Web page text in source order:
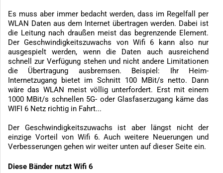
Es muss aber immer bedacht werden, dass im Regelfall per
WLAN Daten aus dem Internet übertragen werden. Dabei ist
die Leitung nach draußen meist das begrenzende Element.
Der Geschwindigkeitszuwachs von Wifi 6 kann also nur
ausgespielt werden, wenn die Daten auch ausreichend
schnell zur Verfügung stehen und nicht andere Limitationen
die Übertragung ausbremsen. Beispiel: Ihr Heim-
Internetzugang bietet im Schnitt 100 MBit/s netto. Dann
wäre das WLAN meist völlig unterfordert. Erst mit einem
1000 MBit/s schnellen 5G- oder Glasfaserzugang käme das
WIFI 6 Netz richtig in Fahrt...
Der Geschwindigkeitszuwachs ist aber längst nicht der
einzige Vorteil von Wifi 6. Auch weitere Neuerungen und
Verbesserungen gehen wir weiter unten auf dieser Seite ein.
Diese Bänder nutzt Wifi 6